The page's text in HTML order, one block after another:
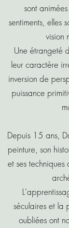
sont
sentiments, elles
vision
Une étrangeté
leur caractère
inversion de
puissance
Depuis 15 ans,
peinture, son
et ses
séculaires et la
oubliées ont